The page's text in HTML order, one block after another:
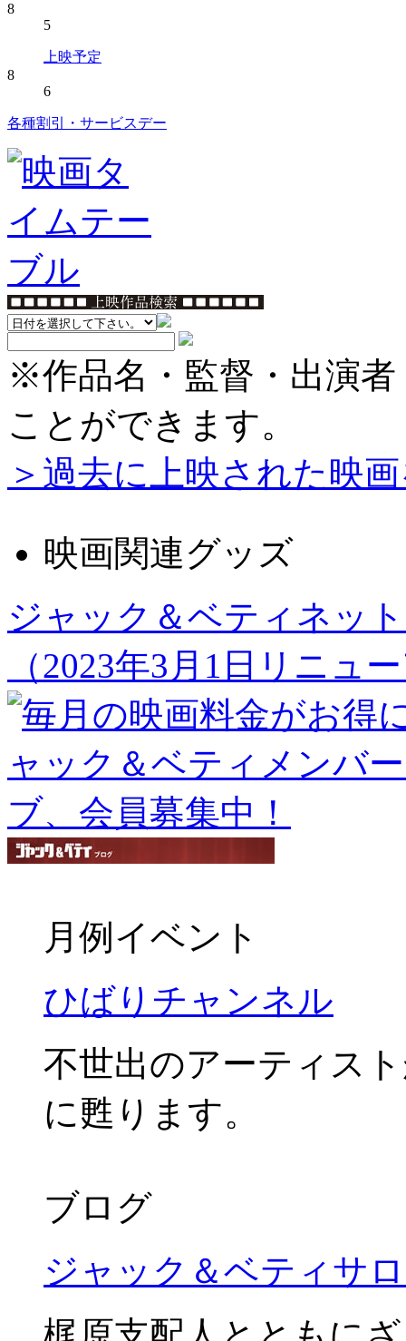
8
5
上映予定
8
6
各種割引・サービスデー
※作品名・監督・出演
ことができます。
＞過去に上映された映
映画関連グッズ
ジャック＆ベティネッ
（2023年3月1日リニュ
月例イベント
ひばりチャンネル
不世出のアーティス
に甦ります。
ブログ
ジャック＆ベティサ